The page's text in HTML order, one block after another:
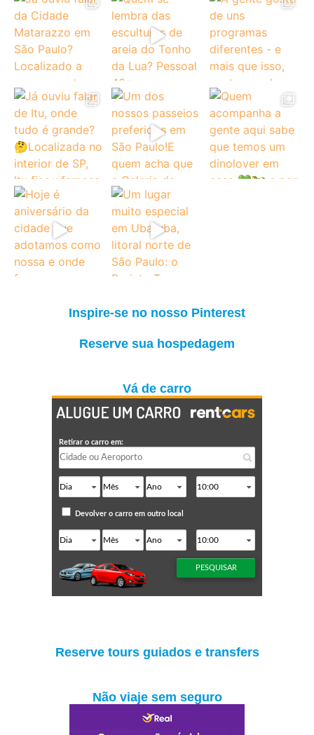
Inspire-se no nosso Pinterest
Reserve sua hospedagem
Vá de carro
Reserve tours guiados e transfers
Não viaje sem seguro